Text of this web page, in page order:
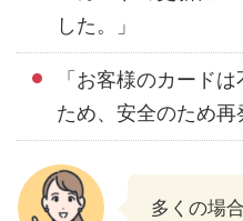
した。」
「お客様のカード
ため、安全のため再
多くの場